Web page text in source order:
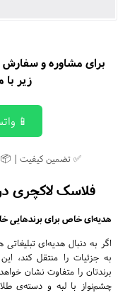
برای مشاوره و سفارش
زیر با
📱
✅ تضمین کیفیت |
فلاسک لاکچری
هدیه‌ای خاص برای برندهایی
اگر به دنبال هدیه‌ای
به جزئیات را منتقل کند،
برندتان را متفاوت نشان
چشم‌نواز با لبه و دسته‌ی